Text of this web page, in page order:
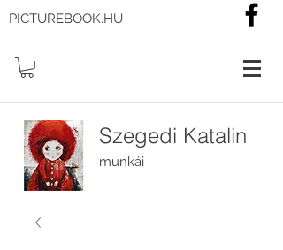
PICTUREBOOK.HU
Szegedi Katalin
munkái